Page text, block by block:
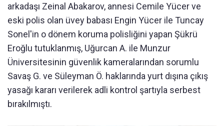
arkadaşı Zeinal Abakarov, annesi Cemile Yücer ve
eski polis olan üvey babası Engin Yücer ile Tuncay
Sonel'in o dönem koruma polisliğini yapan Şükrü
Eroğlu tutuklanmış, Uğurcan A. ile Munzur
Üniversitesinin güvenlik kameralarından sorumlu
Savaş G. ve Süleyman Ö. haklarında yurt dışına çıkış
yasağı kararı verilerek adli kontrol şartıyla serbest
bırakılmıştı.